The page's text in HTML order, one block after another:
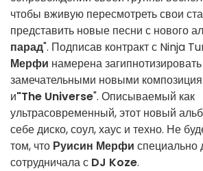
чтобы вживую пересмотреть свои
представить новые песни с нового
парад". Подписав контракт с Ninja
Мерфи намерена
замечательными новыми
и"The Universe". Описываемый как
ультрасовременный, этот новый
себе диско, соул, хаус и техно. Не
том, что Руисин Мерфи специально
сотрудничала с DJ Koze.